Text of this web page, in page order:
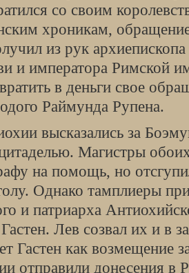
со своим
хроникам,
из рук
и императора Римской
в деньги свое
Раймунда Рупена.
высказались за
Магистры
на помощь, но
Однако тамплиеры
и патриарха
Лев созвал их и в
Гастен как возмещение
отправили донесения в